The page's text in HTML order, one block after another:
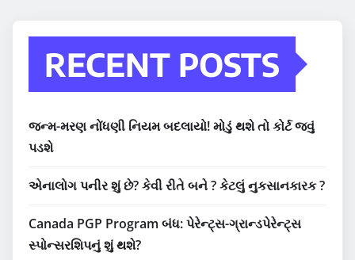
RECENT POSTS
જન્મ-મરણ નોંધણી નિયમ બદલાયો! મોડું થશે તો કોર્ટ જવું
પડશે
એનાલોગ પનીર શું છે? કેવી રીતે બને ? કેટલું નુકસાનકારક ?
Canada PGP Program બંધ: પેરેન્ટ્સ-ગ્રાન્ડપેરેન્ટ્સ
સ્પોન્સરશિપનું શું થશે?